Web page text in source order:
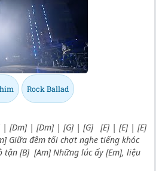
Rock Ballad
| [Dm] | [Dm] | [G] | [G] [E] | [E] | [E]
Giữa đêm tối chợt nghe tiếng khóc
tận [B] [Am] Những lúc ấy [Em], liệu